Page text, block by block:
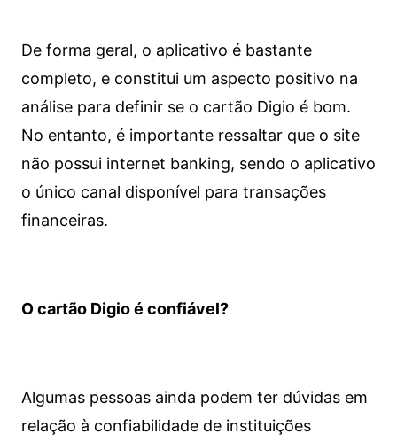
De forma geral, o aplicativo é bastante
completo, e constitui um aspecto positivo na
análise para definir se o cartão Digio é bom.
No entanto, é importante ressaltar que o site
não possui internet banking, sendo o aplicativo
o único canal disponível para transações
financeiras.
O cartão Digio é confiável?
Algumas pessoas ainda podem ter dúvidas em
relação à confiabilidade de instituições